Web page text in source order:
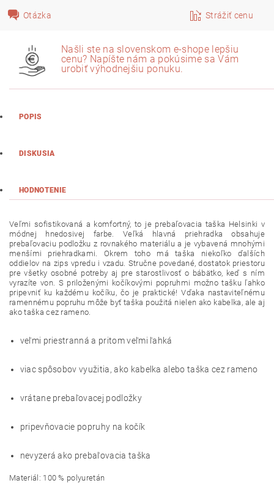
Otázka Strážiť cenu
Našli ste na slovenskom e-shope lepšiu
cenu? Napíšte nám a pokúsime sa Vám
urobiť výhodnejšiu ponuku.
POPIS
DISKUSIA
HODNOTENIE
Veľmi sofistikovaná a komfortný, to je prebaľovacia taška Helsinki v
módnej hnedosivej farbe. Veľká hlavná priehradka obsahuje
prebaľovaciu podložku z rovnakého materiálu a je vybavená mnohými
menšími priehradkami. Okrem toho má taška niekoľko ďalších
oddielov na zips vpredu i vzadu. Stručne povedané, dostatok priestoru
pre všetky osobné potreby aj pre starostlivosť o bábätko, keď s ním
vyrazíte von. S priloženými kočíkovými popruhmi možno tašku ľahko
pripevniť ku každému kočíku, čo je praktické! Vďaka nastaviteľnému
ramennému popruhu môže byť taška použitá nielen ako kabelka, ale aj
ako taška cez rameno.
veľmi priestranná a pritom veľmi ľahká
viac spôsobov využitia, ako kabelka alebo taška cez rameno
vrátane prebaľovacej podložky
pripevňovacie popruhy na kočík
nevyzerá ako prebaľovacia taška
Materiál: 100 % polyuretán